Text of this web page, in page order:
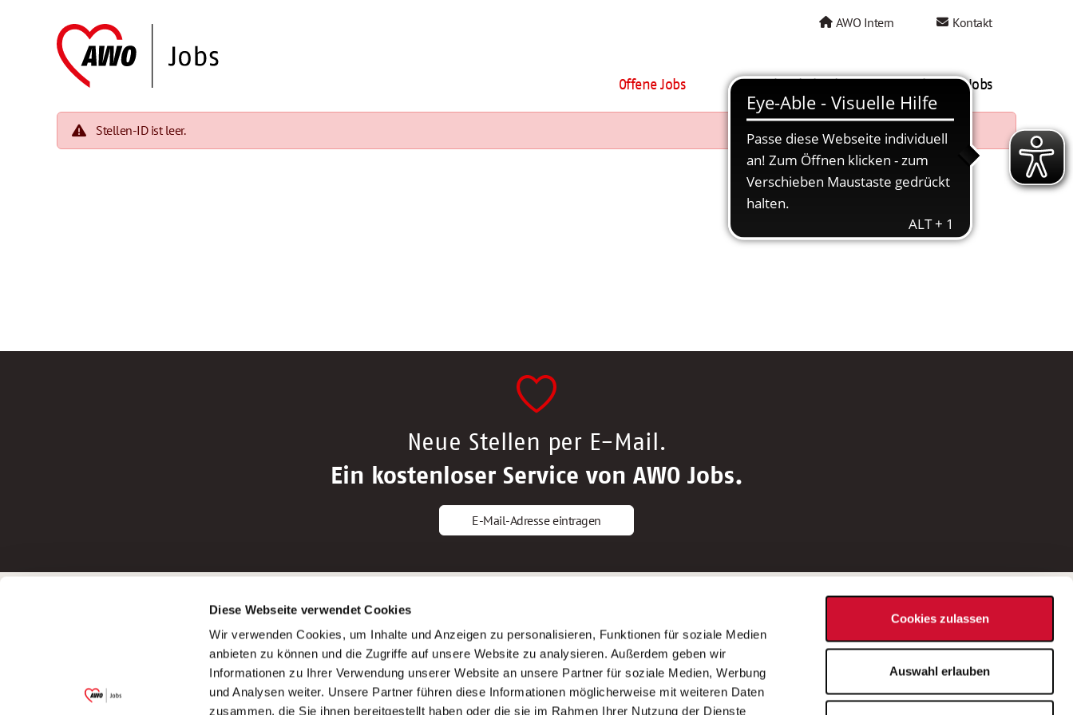
Diese Webseite verwendet Cookies
Wir verwenden Cookies, um Inhalte und Anzeigen zu personalisieren, Funktionen für soziale Medien
anbieten zu können und die Zugriffe auf unsere Website zu analysieren. Außerdem geben wir
Informationen zu Ihrer Verwendung unserer Website an unsere Partner für soziale Medien, Werbung
und Analysen weiter. Unsere Partner führen diese Informationen möglicherweise mit weiteren Daten
zusammen, die Sie ihnen bereitgestellt haben oder die sie im Rahmen Ihrer Nutzung der Dienste
Cookies zulassen
Auswahl erlauben
AWO Intern Kontakt
Offene Jobs AWO als Arbeitgeber Mein AWO Jobs
Stellen-ID ist leer.
Neue Stellen per E-Mail.
Ein kostenloser Service von AWO Jobs.
E-Mail-Adresse eintragen
Garitz Bewirtschaftungsbetriebe GmbH
(Ein Tochterunternehmen des AWO
Bezirksverbandes Unterfranken e.V.)
Bewerbungstipps
Bewerbung als Altenpfleger*in
Bewerbung als Krankenpfleger*in
Bewerbung als Altenpflegehelfer*in
Bewerbung als Erzieher*in
AWO Gliederungen nach Bundesland
Stellenangebote nach Bundesländern
Sitemap
Impressum
Datenschutz
Bei Fragen zu einer Stellenausschreibung
wenden Sie sich bitte an die*den in der
Stellenausschreibung genannte*n